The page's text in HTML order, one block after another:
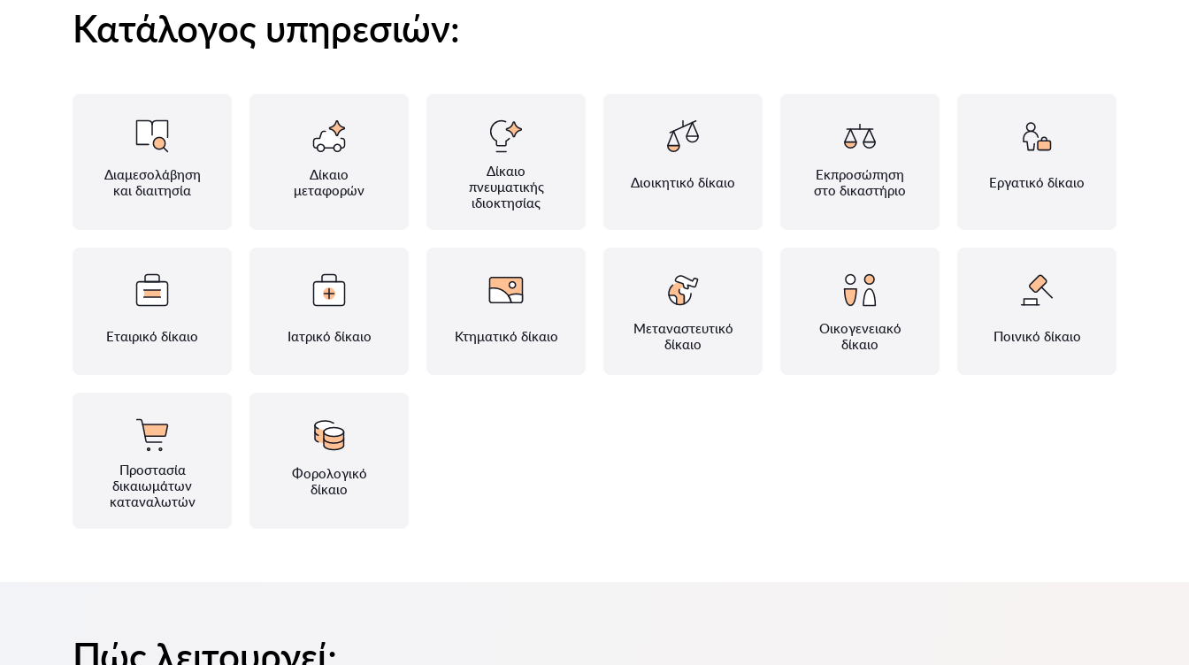
Κατάλογος υπηρεσιών:
Διαμεσολάβηση
και διαιτησία
Δίκαιο
μεταφορών
Δίκαιο
πνευματικής
ιδιοκτησίας
Διοικητικό δίκαιο
Εκπροσώπηση
στο δικαστήριο
Εργατικό δίκαιο
Εταιρικό δίκαιο Ιατρικό δίκαιο Κτηματικό δίκαιο
Μεταναστευτικό
δίκαιο
Οικογενειακό
δίκαιο
Ποινικό δίκαιο
Προστασία
δικαιωμάτων
καταναλωτών
Φορολογικό
δίκαιο
Πώς λειτουργεί;